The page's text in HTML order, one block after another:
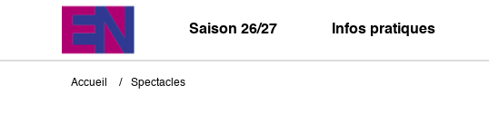
Saison 26/27 Infos pratiques
Fil
Accueil Spectacles